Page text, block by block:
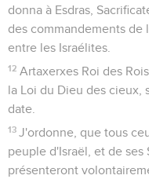
donna à Esdras,
des commandements de
entre les Israélites.
12 Artaxerxes Roi des
la Loi du Dieu des cieux,
date.
13 J'ordonne, que tous
peuple d'Israël, et de ses
présenteront